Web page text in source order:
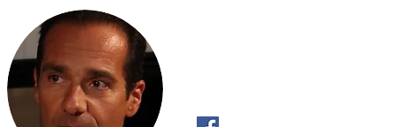
Τι θα γινόταν εάν... ..…η
τουρκική εισβολή στην Κύπρο
είχε αποτύχει;